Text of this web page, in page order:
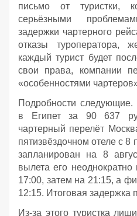
письмо от туристки,
серьёзными
задержки чартерного
отказы туроператора,
каждый турист будет
свои права, компании
«особенностями
Подробности следующие.
в Египет за 90 637
чартерный перелёт
пятизвёздочном отеле с 8
запланирован на 8
вылета его
17:00, затем на 21:15, а
12:15. Итоговая задержка
Из‑за этого туристка